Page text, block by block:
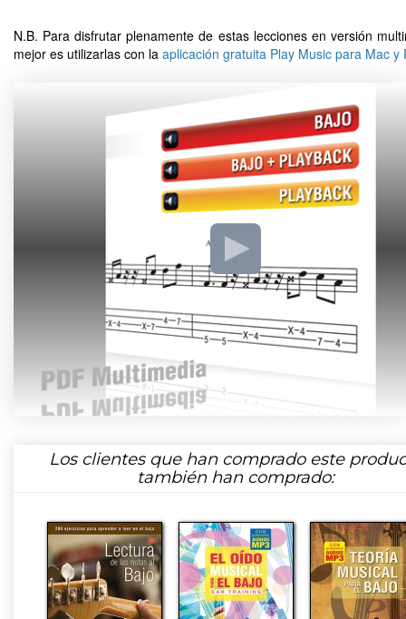
N.B. Para disfrutar plenamente de estas lecciones en versión
mejor es utilizarlas con la aplicación gratuita Play Music para Mac y
Los clientes que han comprado este
también han comprado: